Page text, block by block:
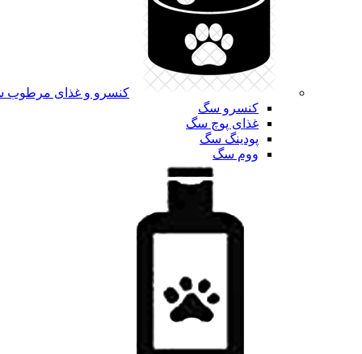
کنسرو و غذای
کنسرو سگ
غذای پوچ سگ
پودینگ سگ
ووم سگ